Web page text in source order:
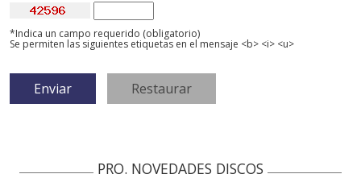
*Indica un campo requerido (obligatorio)
Se permiten las siguientes etiquetas en el mensaje <b> <i> <u>
PRO. NOVEDADES DISCOS